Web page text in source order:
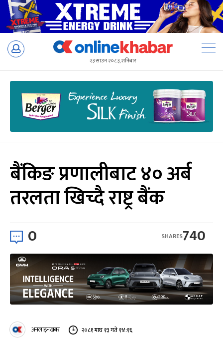
Skip
२३ साउन २०८३, शनिबार
बैंकिङ प्रणालीबाट ४० अर्ब
तरलता खिच्दै राष्ट्र बैंक
0 740
SHARES
अनलाइनखबर २०८१ माघ १३ गते १४:१६